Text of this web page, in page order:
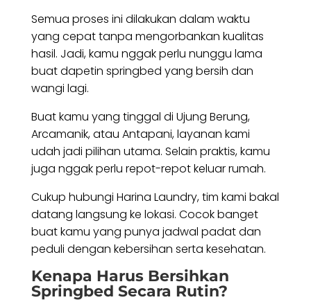
Semua proses ini dilakukan dalam waktu
yang cepat tanpa mengorbankan kualitas
hasil. Jadi, kamu nggak perlu nunggu lama
buat dapetin springbed yang bersih dan
wangi lagi.
Buat kamu yang tinggal di Ujung Berung,
Arcamanik, atau Antapani, layanan kami
udah jadi pilihan utama. Selain praktis, kamu
juga nggak perlu repot-repot keluar rumah.
Cukup hubungi Harina Laundry, tim kami bakal
datang langsung ke lokasi. Cocok banget
buat kamu yang punya jadwal padat dan
peduli dengan kebersihan serta kesehatan.
Kenapa Harus Bersihkan
Springbed Secara Rutin?